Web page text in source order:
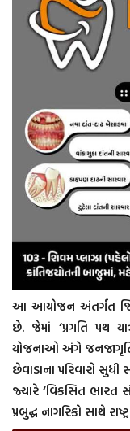
આ આયોજન અંતર્ગત
છે. જેમાં ‘પ્રગતિ પથ
યોજનાઓ અંગે જનજાગૃતિ
છેવાડાના પરિવારો
જ્યારે ‘વિકસિત ભારત
પ્રબુદ્ધ નાગરિકો સાથે